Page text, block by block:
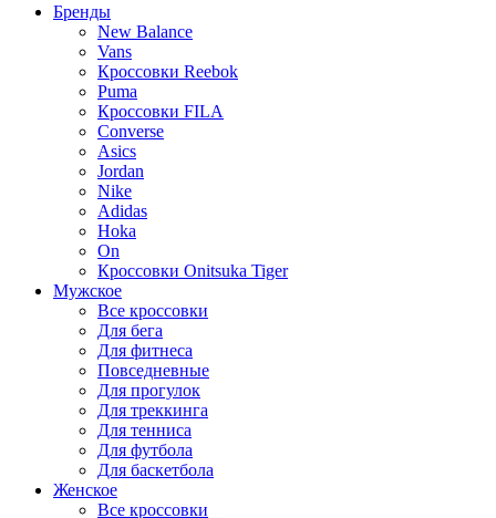
Бренды
New Balance
Vans
Кроссовки Reebok
Puma
Кроссовки FILA
Converse
Asics
Jordan
Nike
Adidas
Hoka
On
Кроссовки Onitsuka Tiger
Мужское
Все кроссовки
Для бега
Для фитнеса
Повседневные
Для прогулок
Для треккинга
Для тенниса
Для футбола
Для баскетбола
Женское
Все кроссовки